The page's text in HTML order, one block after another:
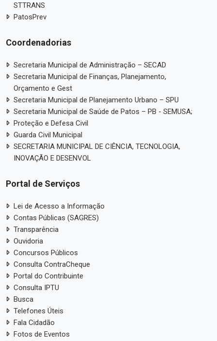
STTRANS
PatosPrev
Coordenadorias
Secretaria Municipal de Administração – SECAD
Secretaria Municipal de Finanças, Planejamento,
Orçamento e Gest
Secretaria Municipal de Planejamento Urbano – SPU
Secretaria Municipal de Saúde de Patos – PB - SEMUSA;
Proteção e Defesa Civil
Guarda Civil Municipal
SECRETARIA MUNICIPAL DE CIÊNCIA, TECNOLOGIA,
INOVAÇÃO E DESENVOL
Portal de Serviços
Lei de Acesso a Informação
Contas Públicas (SAGRES)
Transparência
Ouvidoria
Concursos Públicos
Consulta ContraCheque
Portal do Contribuinte
Consulta IPTU
Busca
Telefones Úteis
Fala Cidadão
Fotos de Eventos